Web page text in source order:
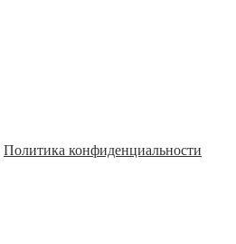
Политика конфиденциальности